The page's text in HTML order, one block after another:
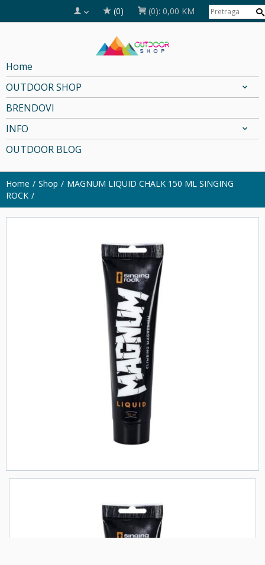
(0) (0): 0,00 KM
Home
OUTDOOR SHOP
BRENDOVI
INFO
OUTDOOR BLOG
Home Shop
MAGNUM LIQUID CHALK 150 ML SINGING
ROCK